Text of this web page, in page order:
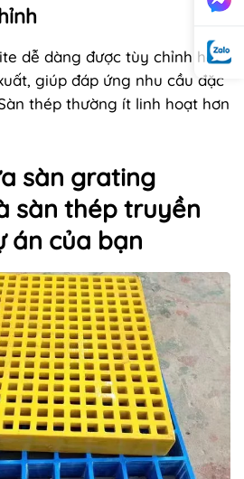
dễ dàng được tùy chỉnh hơn
giúp đáp ứng nhu cầu đặc
thép thường ít linh hoạt hơn
sàn grating
sàn thép truyền
án của bạn